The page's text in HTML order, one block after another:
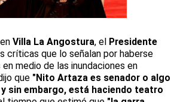
Villa La Angostura, el Presidente
críticas que lo señalan por haberse
medio de las inundaciones en
que "Nito Artaza es senador o algo
sin embargo, está haciendo teatro